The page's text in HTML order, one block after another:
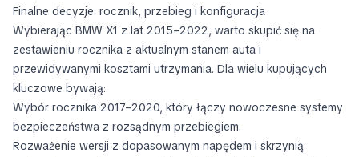
Finalne decyzje: rocznik, przebieg i konfiguracja
Wybierając BMW X1 z lat 2015–2022, warto skupić się na
zestawieniu rocznika z aktualnym stanem auta i
przewidywanymi kosztami utrzymania. Dla wielu kupujących
kluczowe bywają:
Wybór rocznika 2017–2020, który łączy nowoczesne systemy
bezpieczeństwa z rozsądnym przebiegiem.
Rozważenie wersji z dopasowanym napędem i skrzynią